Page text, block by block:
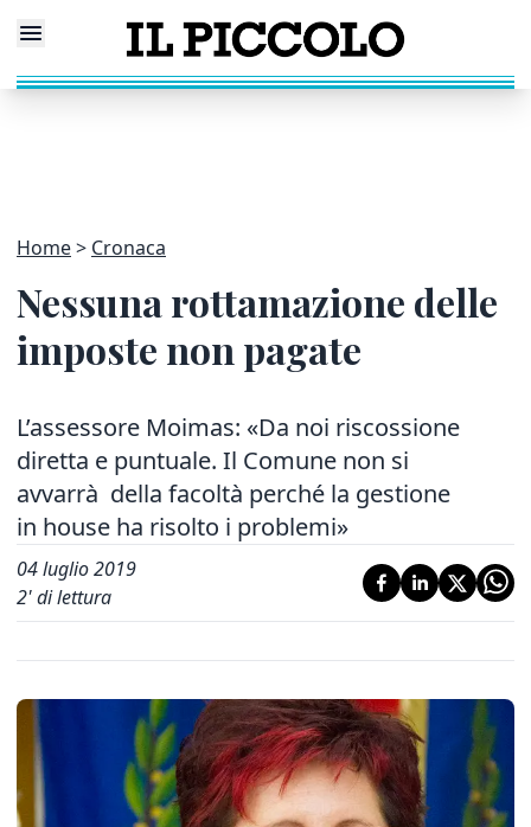
Home Cronaca
Nessuna rottamazione delle
imposte non pagate
L’assessore Moimas: «Da noi riscossione
diretta e puntuale. Il Comune non si
avvarrà della facoltà perché la gestione
in house ha risolto i problemi»
04 luglio 2019
2' di lettura